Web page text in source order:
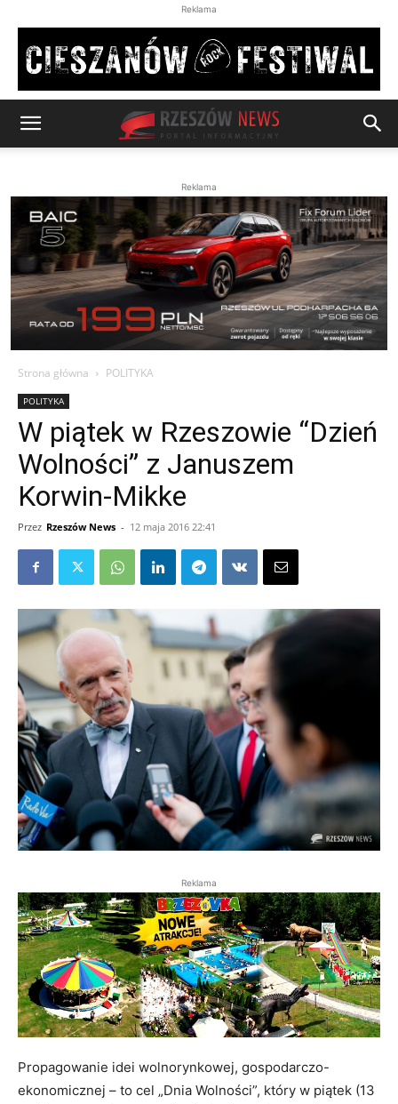
Reklama
Reklama
Strona główna POLITYKA
POLITYKA
W piątek w Rzeszowie “Dzień
Wolności” z Januszem
Korwin-Mikke
Przez Rzeszów News - 12 maja 2016 22:41
Reklama
Propagowanie idei wolnorynkowej, gospodarczo-
ekonomicznej – to cel „Dnia Wolności”, który w piątek (13